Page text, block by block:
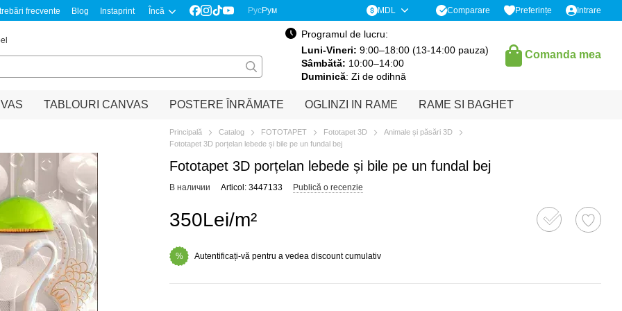
frecvente Blog Instaprint Încă РусРум MDL Comparare Preferințe Intrare
Programul de lucru:
Luni-Vineri: 9:00–18:00 (13-14:00 pauza)
Sâmbătă: 10:00–14:00
Duminică: Zi de odihnă
Comanda mea
TABLOURI CANVAS POSTERE ÎNRĂMATE OGLINZI IN RAME RAME SI BAGHET
Principală Catalog FOTOTAPET Fototapet 3D
Animale și păsări 3D
Fototapet 3D porțelan lebede și bile pe un fundal bej
Fototapet 3D porțelan lebede și bile pe un fundal bej
В наличии Articol: 3447133 Publică o recenzie
350Lei/m²
% Autentificați-vă pentru a vedea discount cumulativ